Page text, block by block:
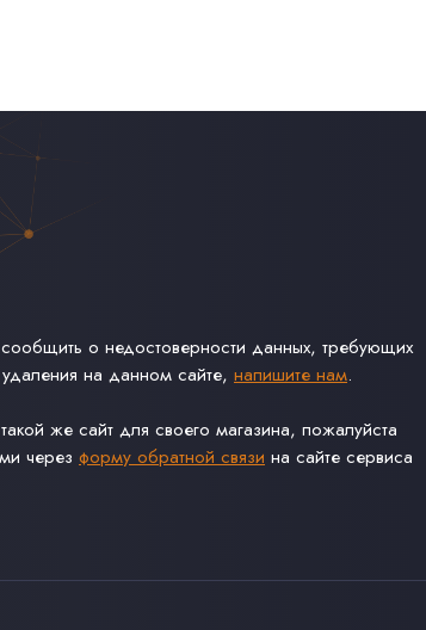
сообщить о недостоверности данных, требующих
на данном сайте, напишите нам.
же сайт для своего магазина, пожалуйста
через форму обратной связи на сайте сервиса